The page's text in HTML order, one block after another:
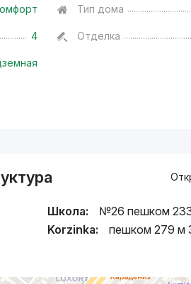
Тип дома
4 Отделка
Школа:
№26 пешком
Korzinka:
пешком 279 м